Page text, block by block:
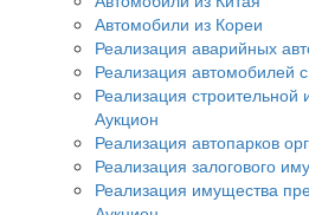
Автомобили из Кореи
Реализация аварийных
Реализация автомобилей
Реализация строительной
Аукцион
Реализация автопарков
Реализация залогового
Реализация имущества